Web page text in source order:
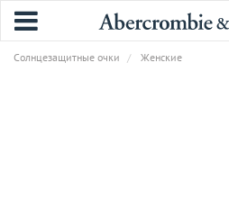
Солнцезащитные очки Женские